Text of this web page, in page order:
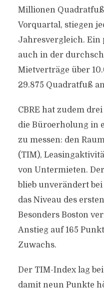
Millionen
Vorquartal, stiegen
Jahresvergleich. Ein
auch in der
Mietverträge über
29.875 Quadratfuß
CBRE hat zudem
die Büroerholung in
zu messen: den
(TIM),
von Untermieten.
blieb unverändert
das Niveau des
Besonders Boston
Anstieg auf 165
Zuwachs.
Der TIM-Index lag
damit neun Punkte